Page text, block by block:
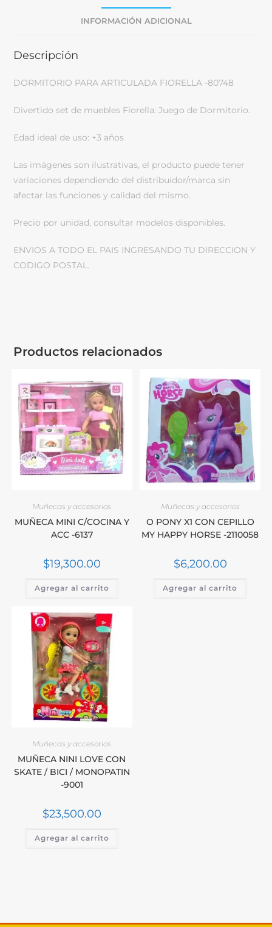
INFORMACIÓN ADICIONAL
Descripción
DORMITORIO PARA ARTICULADA FIORELLA -80748
Divertido set de muebles Fiorella: Juego de Dormitorio.
Edad ideal de uso: +3 años
Las imágenes son ilustrativas, el producto puede tener
variaciones dependiendo del distribuidor/marca sin
afectar las funciones y calidad del mismo.
Precio por unidad, consultar modelos disponibles.
ENVIOS A TODO EL PAIS INGRESANDO TU DIRECCION Y
CODIGO POSTAL.
Productos relacionados
Muñecas y accesorios
MUÑECA MINI C/COCINA Y
ACC -6137
$19,300.00
Agregar al carrito
Muñecas y accesorios
O PONY X1 CON CEPILLO
MY HAPPY HORSE -2110058
$6,200.00
Agregar al carrito
Muñecas y accesorios
MUÑECA NINI LOVE CON
SKATE / BICI / MONOPATIN
-9001
$23,500.00
Agregar al carrito